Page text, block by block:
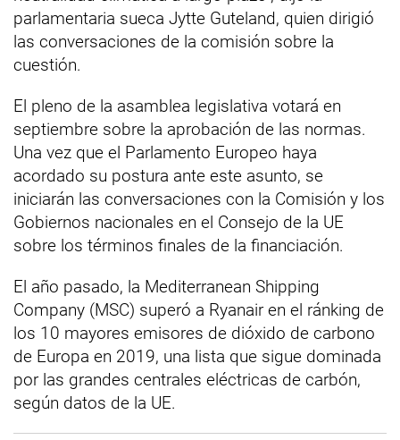
parlamentaria sueca Jytte Guteland, quien dirigió
las conversaciones de la comisión sobre la
cuestión.
El pleno de la asamblea legislativa votará en
septiembre sobre la aprobación de las normas.
Una vez que el Parlamento Europeo haya
acordado su postura ante este asunto, se
iniciarán las conversaciones con la Comisión y los
Gobiernos nacionales en el Consejo de la UE
sobre los términos finales de la financiación.
El año pasado, la Mediterranean Shipping
Company (MSC) superó a Ryanair en el ránking de
los 10 mayores emisores de dióxido de carbono
de Europa en 2019, una lista que sigue dominada
por las grandes centrales eléctricas de carbón,
según datos de la UE.